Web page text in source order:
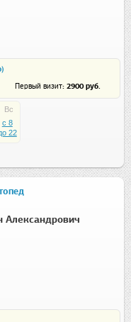
Первый визит: 2900 руб.
Вс
c 8
22
Александрович